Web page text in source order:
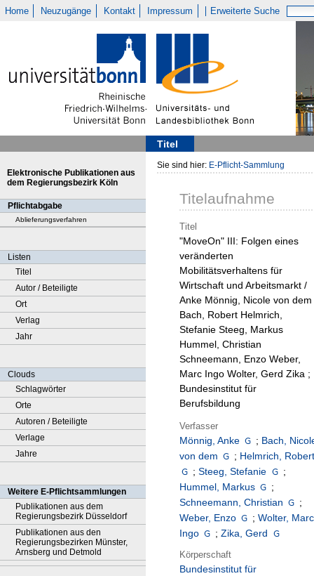
Home Neuzugänge Kontakt Impressum Erweiterte Suche
Titel
Elektronische Publikationen aus
dem Regierungsbezirk Köln
Pflichtabgabe
Ablieferungsverfahren
Listen
Titel
Autor / Beteiligte
Ort
Verlag
Jahr
Clouds
Schlagwörter
Orte
Autoren / Beteiligte
Verlage
Jahre
Weitere E-Pflichtsammlungen
Publikationen aus dem
Regierungsbezirk Düsseldorf
Publikationen aus den
Regierungsbezirken Münster,
Arnsberg und Detmold
Sie sind hier: E-Pflicht-Sammlung
Titelaufnahme
Titel
"MoveOn" III: Folgen eines
veränderten
Mobilitätsverhaltens für
Wirtschaft und Arbeitsmarkt /
Anke Mönnig, Nicole von dem
Bach, Robert Helmrich,
Stefanie Steeg, Markus
Hummel, Christian
Schneemann, Enzo Weber,
Marc Ingo Wolter, Gerd Zika ;
Bundesinstitut für
Berufsbildung
Verfasser
Mönnig, Anke ; Bach,
von dem
; Helmrich,
; Steeg, Stefanie
;
Hummel, Markus
;
Schneemann, Christian
;
Weber, Enzo
; Wolter, Marc
Ingo
; Zika, Gerd
Körperschaft
Bundesinstitut für